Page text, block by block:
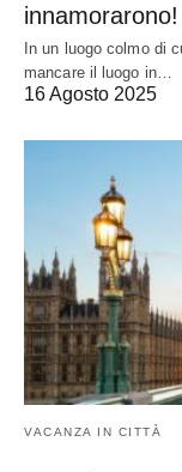
innamorarono!
In un luogo colmo di
mancare il luogo in…
16 Agosto 2025
VACANZA IN CITTÀ